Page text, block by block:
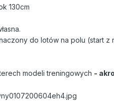
130cm
do lotów na polu (start z
modeli treningowych -